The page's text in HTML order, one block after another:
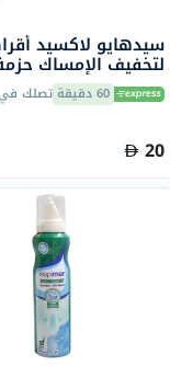
سيدهايو لاكسيد
لتخفيف الإمساك حزمة
60 دقيقة تصلك
20